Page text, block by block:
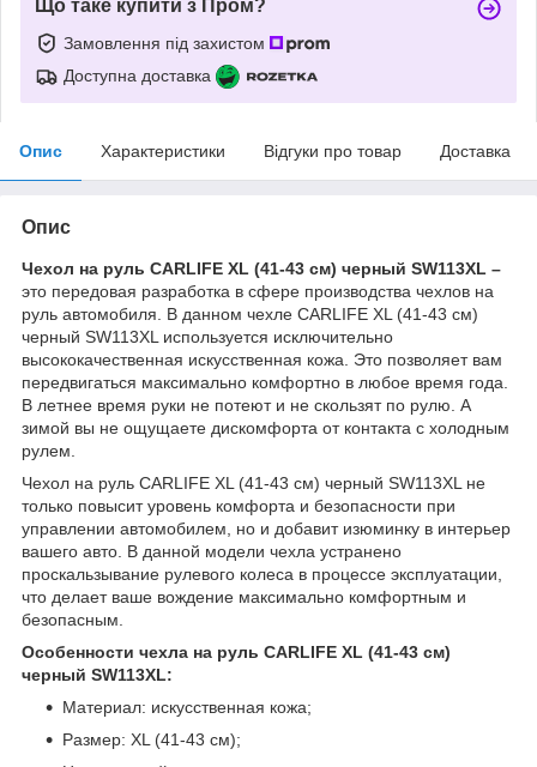
Що таке купити з Пром?
Замовлення під захистом
Доступна доставка
Опис Характеристики Відгуки про товар Доставка
Опис
Чехол на руль CARLIFE XL (41-43 см) черный SW113XL –
это передовая разработка в сфере производства чехлов на
руль автомобиля. В данном чехле CARLIFE XL (41-43 см)
черный SW113XL используется исключительно
высококачественная искусственная кожа. Это позволяет вам
передвигаться максимально комфортно в любое время года.
В летнее время руки не потеют и не скользят по рулю. А
зимой вы не ощущаете дискомфорта от контакта с холодным
рулем.
Чехол на руль CARLIFE XL (41-43 см) черный SW113XL не
только повысит уровень комфорта и безопасности при
управлении автомобилем, но и добавит изюминку в интерьер
вашего авто. В данной модели чехла устранено
проскальзывание рулевого колеса в процессе эксплуатации,
что делает ваше вождение максимально комфортным и
безопасным.
Особенности чехла на руль CARLIFE XL (41-43 см)
черный SW113XL:
Материал: искусственная кожа;
Размер: XL (41-43 см);